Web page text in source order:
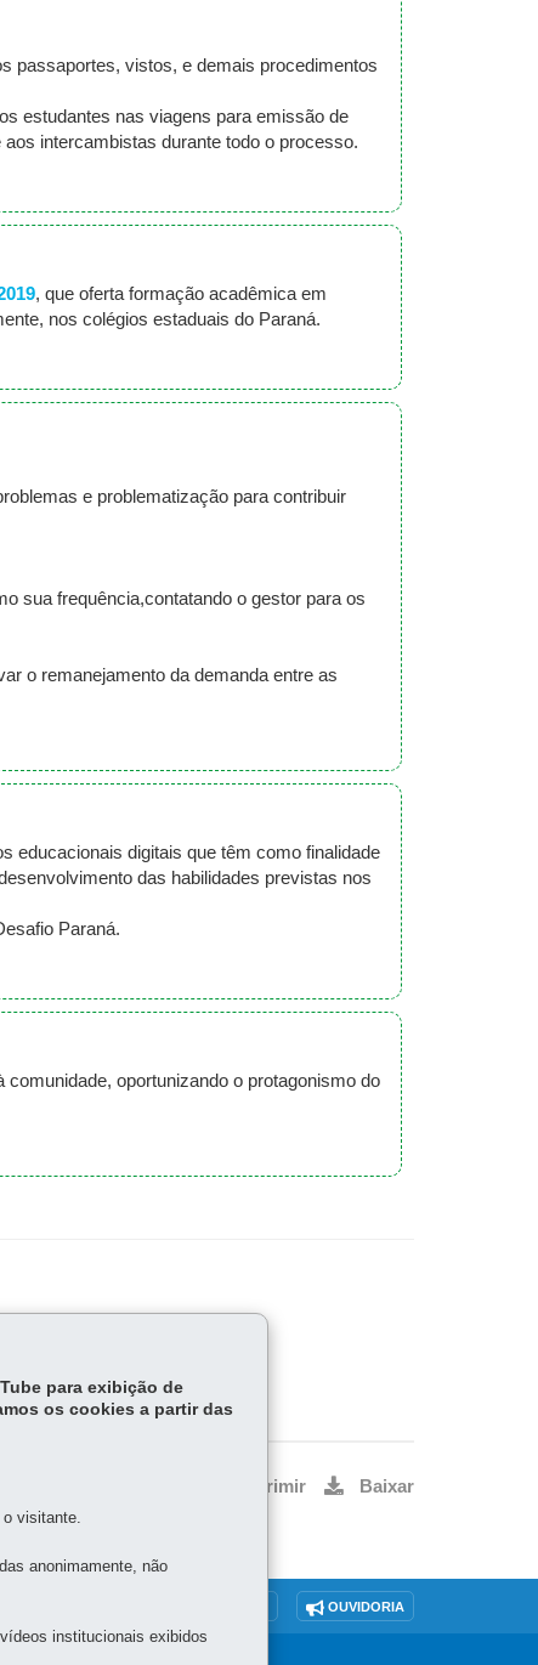
passaportes, vistos, e demais procedimentos
estudantes nas viagens para emissão de
intercambistas durante todo o processo.
, que oferta formação acadêmica em
nos colégios estaduais do Paraná.
e problematização para contribuir
sua frequência,contatando o gestor para os
o remanejamento da demanda entre as
educacionais digitais que têm como finalidade
das habilidades previstas nos
Paraná.
oportunizando o protagonismo do
Imprimir Baixar
OUVIDORIA
para exibição de
os cookies a partir das
visitante.
anonimamente, não
institucionais exibidos